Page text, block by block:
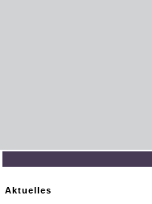
Aktuelles